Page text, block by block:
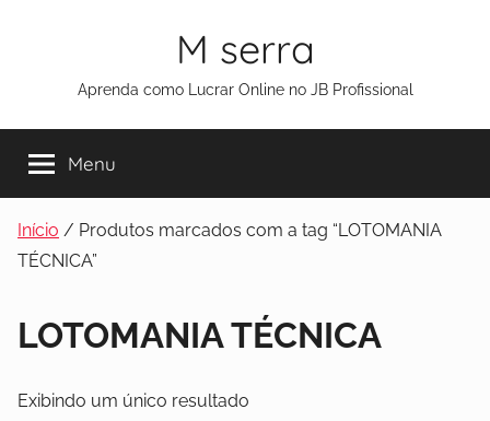
M serra
Aprenda como Lucrar Online no JB Profissional
Menu
Início / Produtos marcados com a tag “LOTOMANIA
TÉCNICA”
LOTOMANIA TÉCNICA
Exibindo um único resultado